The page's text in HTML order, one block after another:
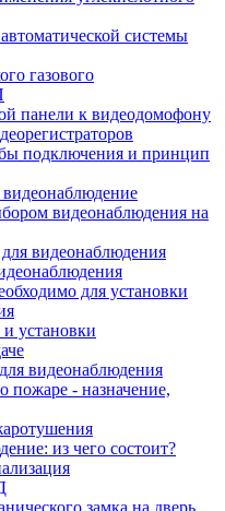
системы
газового
панели к видеодомофону
подключения и принцип
видеонаблюдения на
видеонаблюдения
для установки
установки
видеонаблюдения
пожаре - назначение,
из чего состоит?
замка на дверь